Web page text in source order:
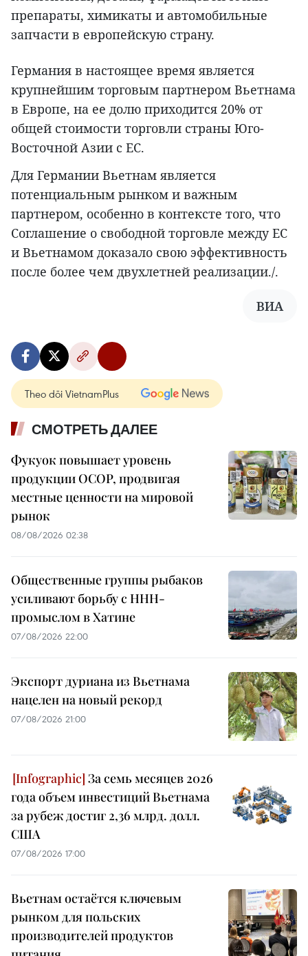
препараты, химикаты и автомобильные
запчасти в европейскую страну.
Германия в настоящее время является
крупнейшим торговым партнером Вьетнама
в Европе, на ее долю приходится 20% от
общей стоимости торговли страны Юго-
Восточной Азии с ЕС.
Для Германии Вьетнам является
потенциальным рынком и важным
партнером, особенно в контексте того, что
Соглашение о свободной торговле между ЕС
и Вьетнамом доказало свою эффективность
после более чем двухлетней реализации./.
ВИА
Theo dõi VietnamPlus
СМОТРЕТЬ ДАЛЕЕ
Фукуок повышает уровень
продукции OCOP, продвигая
местные ценности на мировой
рынок
08/08/2026 02:38
Общественные группы рыбаков
усиливают борьбу с ННН-
промыслом в Хатине
07/08/2026 22:00
Экспорт дуриана из Вьетнама
нацелен на новый рекорд
07/08/2026 21:00
За семь месяцев 2026
года объем инвестиций Вьетнама
за рубеж достиг 2,36 млрд. долл.
США
07/08/2026 17:00
Вьетнам остаётся ключевым
рынком для польских
производителей продуктов